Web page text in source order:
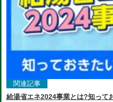
関連記事
給湯省エネ2024事業とは?知って